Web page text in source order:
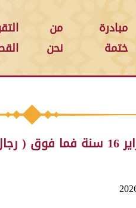
مبادرة
ختمة
من
نحن
(